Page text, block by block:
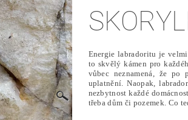
Energie labradoritu je
to skvělý kámen pro
vůbec neznamená, že po
uplatnění. Naopak,
nezbytnost každé
třeba dům či pozemek. Co